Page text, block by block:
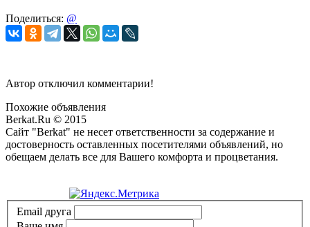
Поделиться: @
Автор отключил комментарии!
Похожие объявления
Berkat.Ru © 2015
Сайт "Berkat" не несет ответственности за содержание и
достоверность оставленных посетителями объявлений, но
обещаем делать все для Вашего комфорта и процветания.
Email друга